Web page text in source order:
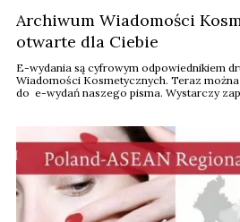
Archiwum Wiadomości
otwarte dla Ciebie
E-wydania są cyfrowym odpowiednikiem
Wiadomości Kosmetycznych. Teraz można
do e-wydań naszego pisma. Wystarczy